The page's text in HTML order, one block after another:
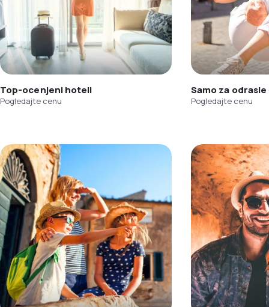
Top-ocenjeni hoteli
Pogledajte cenu
Samo za odrasle
Pogledajte cenu